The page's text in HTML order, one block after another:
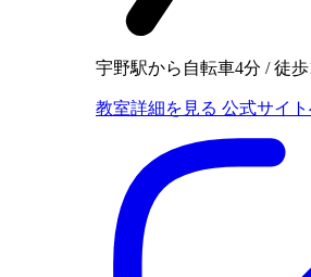
宇野駅から自転車4分 / 徒歩
教室詳細を見る 公式サイ